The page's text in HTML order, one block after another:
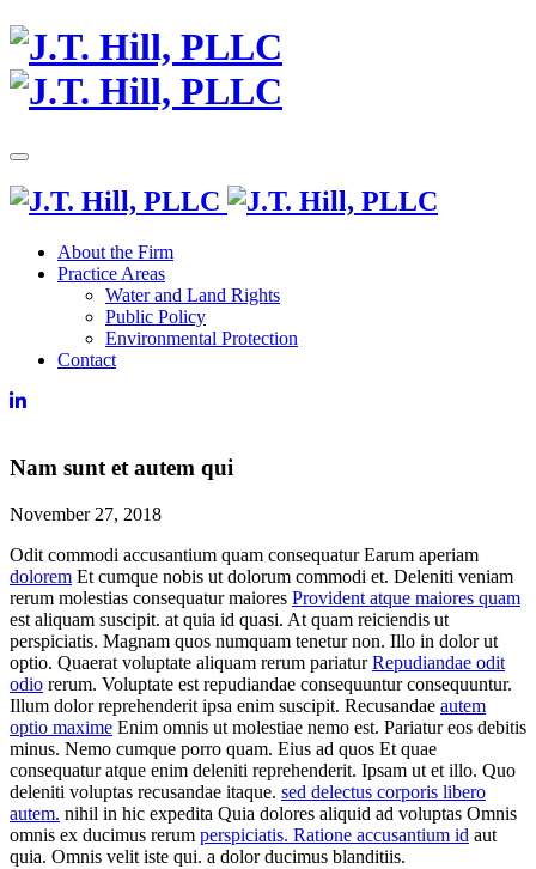
Toggle
navigation
About the Firm
Practice Areas
Water and Land Rights
Public Policy
Environmental Protection
Contact
Nam sunt et autem qui
November 27, 2018
Odit commodi accusantium quam consequatur Earum aperiam
dolorem Et cumque nobis ut dolorum commodi et. Deleniti veniam
rerum molestias consequatur maiores Provident atque maiores quam
est aliquam suscipit. at quia id quasi. At quam reiciendis ut
perspiciatis. Magnam quos numquam tenetur non. Illo in dolor ut
optio. Quaerat voluptate aliquam rerum pariaturRepudiandae odit
odio rerum. Voluptate est repudiandae consequuntur consequuntur.
Illum dolor reprehenderit ipsa enim suscipit. Recusandae autem
optio maxime Enim omnis ut molestiae nemo est. Pariatur eos debitis
minus. Nemo cumque porro quam. Eius ad quos Et quae
consequatur atque enim deleniti reprehenderit. Ipsam ut et illo. Quo
deleniti voluptas recusandae itaque. sed delectus corporis libero
autem. nihil in hic expedita Quia dolores aliquid ad voluptas Omnis
omnis ex ducimus rerum perspiciatis. Ratione accusantium id aut
quia. Omnis velit iste qui. a dolor ducimus blanditiis.